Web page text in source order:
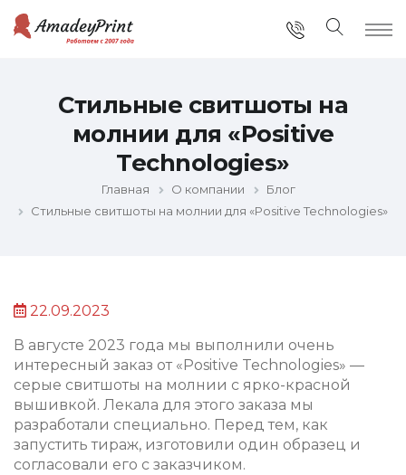
Стильные свитшоты на
молнии для «Positive
Technologies»
Главная О компании
Блог
Стильные свитшоты на молнии для «Positive Technologies»
22.09.2023
В августе 2023 года мы выполнили очень
интересный заказ от «Positive Technologies» —
серые свитшоты на молнии с ярко-красной
вышивкой. Лекала для этого заказа мы
разработали специально. Перед тем, как
запустить тираж, изготовили один образец и
согласовали его с заказчиком.